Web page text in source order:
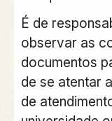
É de
observar as
documentos
de se atentar
de